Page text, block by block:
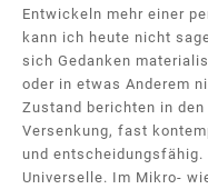
Entwickeln mehr einer
kann ich heute nicht
sich Gedanken
oder in etwas Anderem
Zustand berichten in
Versenkung, fast
und entscheidungsfähig.
Universelle. Im Mikro-